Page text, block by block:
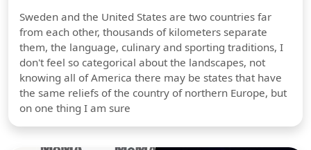
Sweden and the United States are two countries far
from each other, thousands of kilometers separate
them, the language, culinary and sporting traditions, I
don't feel so categorical about the landscapes, not
knowing all of America there may be states that have
the same reliefs of the country of northern Europe, but
on one thing I am sure